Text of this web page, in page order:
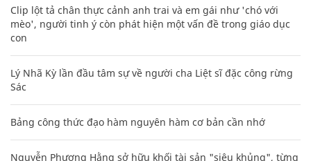
Clip lột tả chân thực cảnh anh trai và em gái như 'chó với
mèo', người tinh ý còn phát hiện một vấn đề trong giáo dục
con
Lý Nhã Kỳ lần đầu tâm sự về người cha Liệt sĩ đặc công rừng
Sác
Bảng công thức đạo hàm nguyên hàm cơ bản cần nhớ
Nguyễn Phương Hằng sở hữu khối tài sản "siêu khủng", từng